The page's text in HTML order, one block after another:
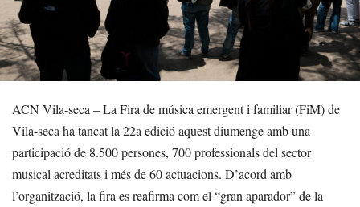
ACN Vila-seca – La Fira de música emergent i familiar (FiM) de
Vila-seca ha tancat la 22a edició aquest diumenge amb una
participació de 8.500 persones, 700 professionals del sector
musical acreditats i més de 60 actuacions. D’acord amb
l’organització, la fira es reafirma com el “gran aparador” de la